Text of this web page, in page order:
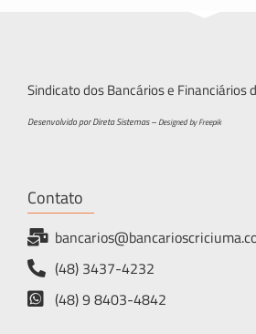
Sindicato dos Bancários e Financiários
Desenvolvido por Direta Sistemas –Designed by Freepik
Contato
(48) 3437-4232
(48) 9 8403-4842